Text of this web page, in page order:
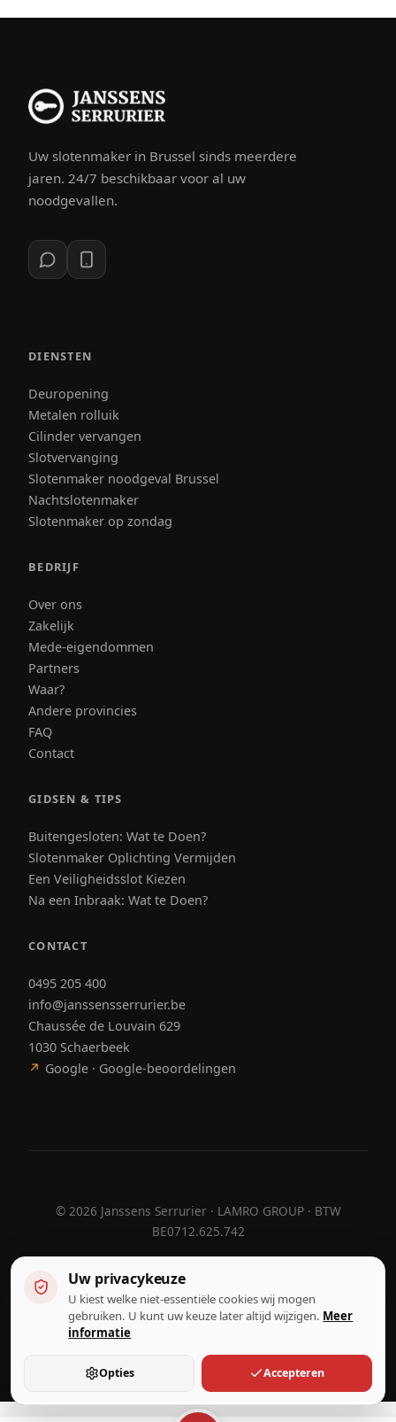
Uw slotenmaker in Brussel sinds meerdere
jaren. 24/7 beschikbaar voor al uw
noodgevallen.
DIENSTEN
Deuropening
Metalen rolluik
Cilinder vervangen
Slotvervanging
Slotenmaker noodgeval Brussel
Nachtslotenmaker
Slotenmaker op zondag
BEDRIJF
Over ons
Zakelijk
Mede-eigendommen
Partners
Waar?
Andere provincies
FAQ
Contact
GIDSEN & TIPS
Buitengesloten: Wat te Doen?
Slotenmaker Oplichting Vermijden
Een Veiligheidsslot Kiezen
Na een Inbraak: Wat te Doen?
CONTACT
0495 205 400
info@janssensserrurier.be
Chaussée de Louvain 629
1030 Schaerbeek
↗ Google · Google-beoordelingen
© 2026 Janssens Serrurier · LAMRO GROUP · BTW
BE0712.625.742
Ontworpen doorHebora
Hebora
Gebruiksvoorwaarden
Cookie-instellingen
Uw privacykeuze
U kiest welke niet-essentiële cookies wij mogen
gebruiken. U kunt uw keuze later altijd wijzigen. Meer
informatie
Opties Accepteren